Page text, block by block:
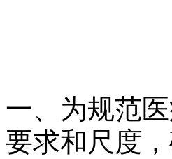
一、为规范
要求和尺度